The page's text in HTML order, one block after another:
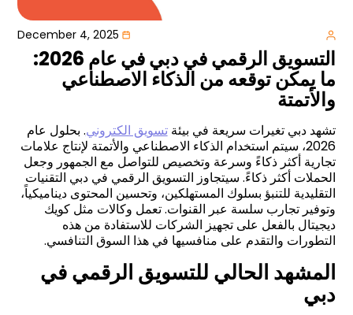
December 4, 2025
التسويق الرقمي في دبي في عام 2026:
ما يمكن توقعه من الذكاء الاصطناعي
والأتمتة
تشهد دبي تغيرات سريعة في بيئةتسويق الكتروني. بحلول عام
2026، سيتم استخدام الذكاء الاصطناعي والأتمتة لإنتاج علامات
تجارية أكثر ذكاءً وسرعة وتخصيص للتواصل مع الجمهور وجعل
الحملات أكثر ذكاءً. سيتجاوز التسويق الرقمي في دبي التقنيات
التقليدية للتنبؤ بسلوك المستهلكين، وتحسين المحتوى ديناميكياً،
وتوفير تجارب سلسة عبر القنوات. تعمل وكالات مثل كويك
ديجيتال بالفعل على تجهيز الشركات للاستفادة من هذه
التطورات والتقدم على منافسيها في هذا السوق التنافسي.
المشهد الحالي للتسويق الرقمي في
دبي